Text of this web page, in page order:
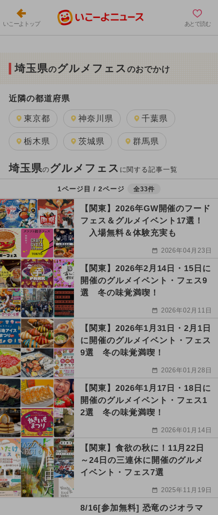
いこーよトップ あとで読む
埼玉県のグルメフェス のおでかけ
近隣の都道府県
東京都 神奈川県 千葉県
栃木県 茨城県 群馬県
埼玉県のグルメフェス に関する記事一覧
1ページ目 / 2ページ 全33件
【関東】2026年GW開催のフード
フェス＆グルメイベント17選！
入場無料＆体験充実も
2026年04月23日
【関東】2026年2月14日・15日に
開催のグルメイベント・フェス9
選 冬の味覚満喫！
2026年02月11日
【関東】2026年1月31日・2月1日
に開催のグルメイベント・フェス
9選 冬の味覚満喫！
2026年01月28日
【関東】2026年1月17日・18日に
開催のグルメイベント・フェス1
2選 冬の味覚満喫！
2026年01月14日
【関東】食欲の秋に！11月22日
～24日の三連休に開催のグルメ
イベント・フェス7選
2025年11月19日
8/16[参加無料] 恐竜のジオラマ